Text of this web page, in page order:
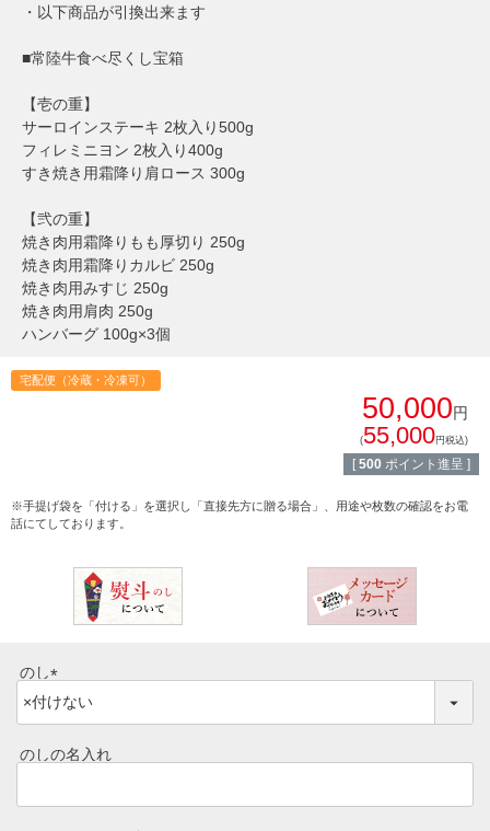
熨斗・カード
焼き肉
・以下商品が引換出来ます
■常陸牛食べ尽くし宝箱
【壱の重】
サーロインステーキ 2枚入り500g
フィレミニヨン 2枚入り400g
すき焼き用霜降り肩ロース 300g
【弐の重】
焼き肉用霜降りもも厚切り 250g
焼き肉用霜降りカルビ 250g
焼き肉用みすじ 250g
焼き肉用肩肉 250g
ハンバーグ 100g×3個
宅配便（冷蔵・冷凍可）
50,000円
(55,000円税込)
[ 500 ポイント進呈 ]
※手提げ袋を「付ける」を選択し「直接先方に贈る場合」、用途や枚数の確認をお電
話にてしております。
のし
(
必
須
のしの名入れ